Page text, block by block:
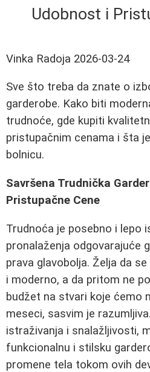
Udobnost i
Vinka Radoja 2026-03-24
Sve što treba da znate o
garderobe. Kako biti
trudnoće, gde kupiti
pristupačnim cenama i šta
bolnicu.
Savršena Trudnička
Pristupačne Cene
Trudnoća je posebno i lepo
pronalaženja odgovarajuće
prava glavobolja. Želja da
i moderno, a da pritom ne
budžet na stvari koje ćemo
meseci, sasvim je
istraživanja i snalažljivosti,
funkcionalnu i stilsku
promene tela tokom ovih